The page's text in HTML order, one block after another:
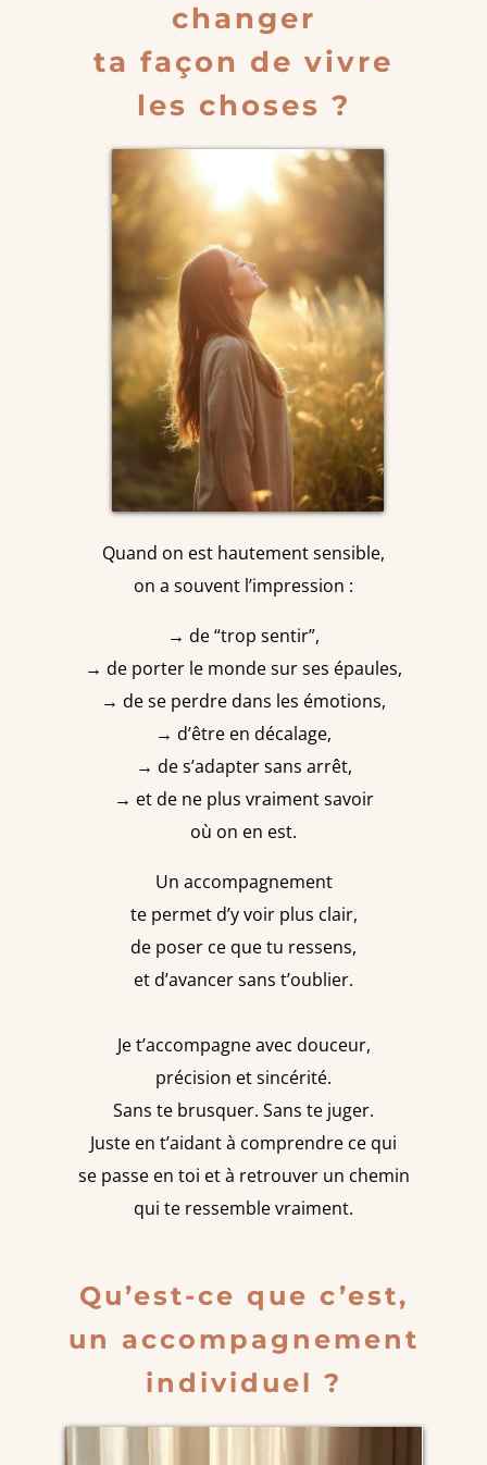
changer
ta façon de vivre
les choses ?
Quand on est hautement sensible,
on a souvent l’impression :
→ de “trop sentir”,
→ de porter le monde sur ses épaules,
→ de se perdre dans les émotions,
→ d’être en décalage,
→ de s’adapter sans arrêt,
→ et de ne plus vraiment savoir
où on en est.
Un accompagnement
te permet d’y voir plus clair,
de poser ce que tu ressens,
et d’avancer sans t’oublier.
Je t’accompagne avec douceur,
précision et sincérité.
Sans te brusquer. Sans te juger.
Juste en t’aidant à comprendre ce qui
se passe en toi et à retrouver un chemin
qui te ressemble vraiment.
Qu’est-ce que c’est,
un accompagnement
individuel ?